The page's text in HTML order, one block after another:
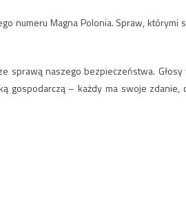
numeru Magna Polonia. Spraw, którymi
sprawą naszego bezpieczeństwa. Głosy
gospodarczą – każdy ma swoje zdanie,